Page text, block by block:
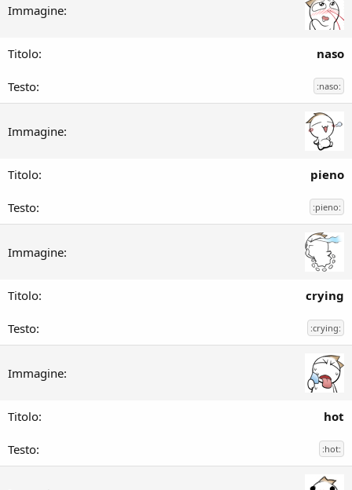
naso
:naso:
pieno
:pieno:
crying
:crying:
hot
:hot: